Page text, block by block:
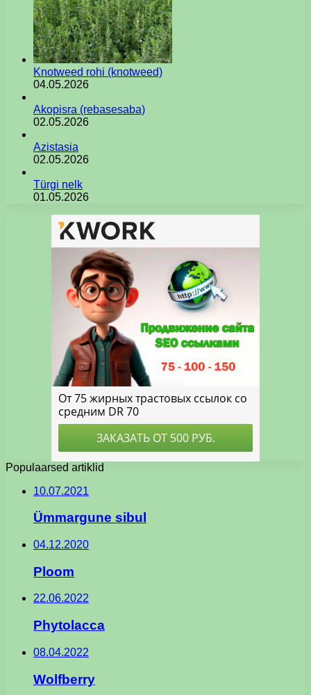
Knotweed rohi (knotweed)
04.05.2026
Akopisra (rebasesaba)
02.05.2026
Azistasia
02.05.2026
Türgi nelk
01.05.2026
Populaarsed artiklid
10.07.2021
Ümmargune sibul
04.12.2020
Ploom
22.06.2022
Phytolacca
08.04.2022
Wolfberry